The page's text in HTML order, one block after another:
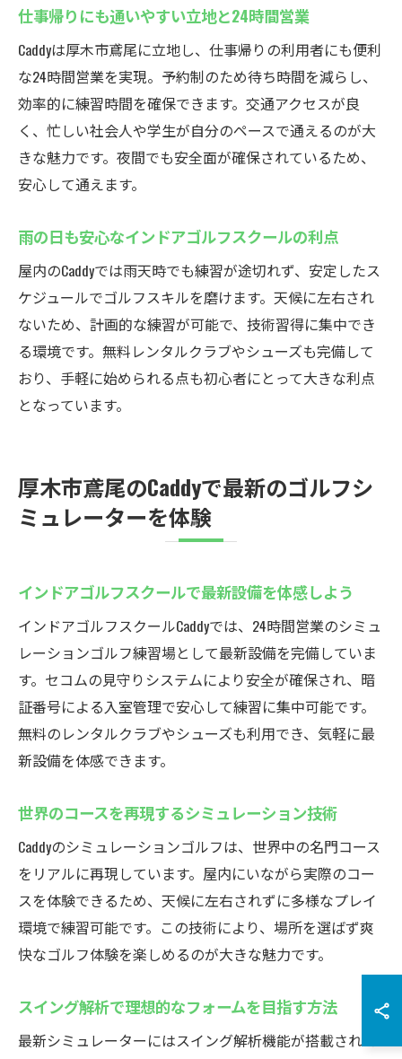
仕事帰りにも通いやすい立地と24時間営業
Caddyは厚木市鳶尾に立地し、仕事帰りの利用者にも便利
な24時間営業を実現。予約制のため待ち時間を減らし、
効率的に練習時間を確保できます。交通アクセスが良
く、忙しい社会人や学生が自分のペースで通えるのが大
きな魅力です。夜間でも安全面が確保されているため、
安心して通えます。
雨の日も安心なインドアゴルフスクールの利点
屋内のCaddyでは雨天時でも練習が途切れず、安定したス
ケジュールでゴルフスキルを磨けます。天候に左右され
ないため、計画的な練習が可能で、技術習得に集中でき
る環境です。無料レンタルクラブやシューズも完備して
おり、手軽に始められる点も初心者にとって大きな利点
となっています。
厚木市鳶尾のCaddyで最新のゴルフシ
ミュレーターを体験
インドアゴルフスクールで最新設備を体感しよう
インドアゴルフスクールCaddyでは、24時間営業のシミュ
レーションゴルフ練習場として最新設備を完備していま
す。セコムの見守りシステムにより安全が確保され、暗
証番号による入室管理で安心して練習に集中可能です。
無料のレンタルクラブやシューズも利用でき、気軽に最
新設備を体感できます。
世界のコースを再現するシミュレーション技術
Caddyのシミュレーションゴルフは、世界中の名門コース
をリアルに再現しています。屋内にいながら実際のコー
スを体験できるため、天候に左右されずに多様なプレイ
環境で練習可能です。この技術により、場所を選ばず爽
快なゴルフ体験を楽しめるのが大きな魅力です。
スイング解析で理想的なフォームを目指す方法
最新シミュレーターにはスイング解析機能が搭載されて